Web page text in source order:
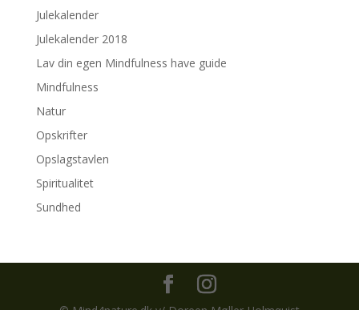
Julekalender
Julekalender 2018
Lav din egen Mindfulness have guide
Mindfulness
Natur
Opskrifter
Opslagstavlen
Spiritualitet
Sundhed